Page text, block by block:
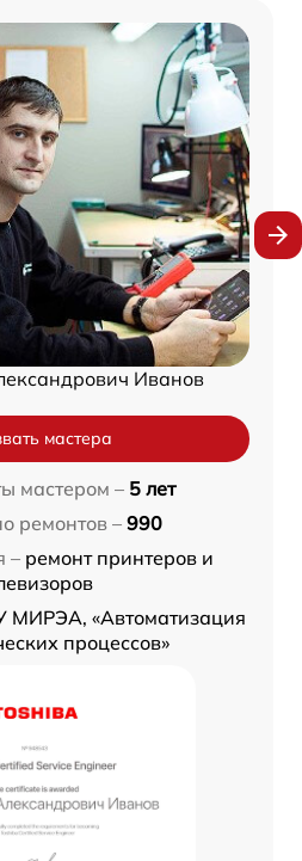
Иванов
мастера
мастером – 5 лет
ремонтов – 990
– ремонт принтеров и
МИРЭА, «Автоматизация
процессов»